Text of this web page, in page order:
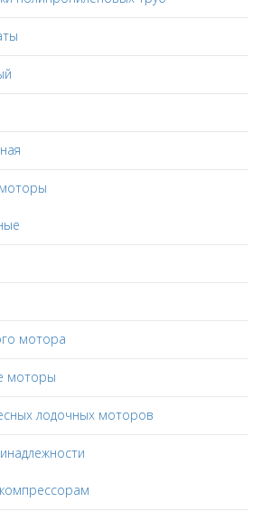
мотора
моторы
лодочных моторов